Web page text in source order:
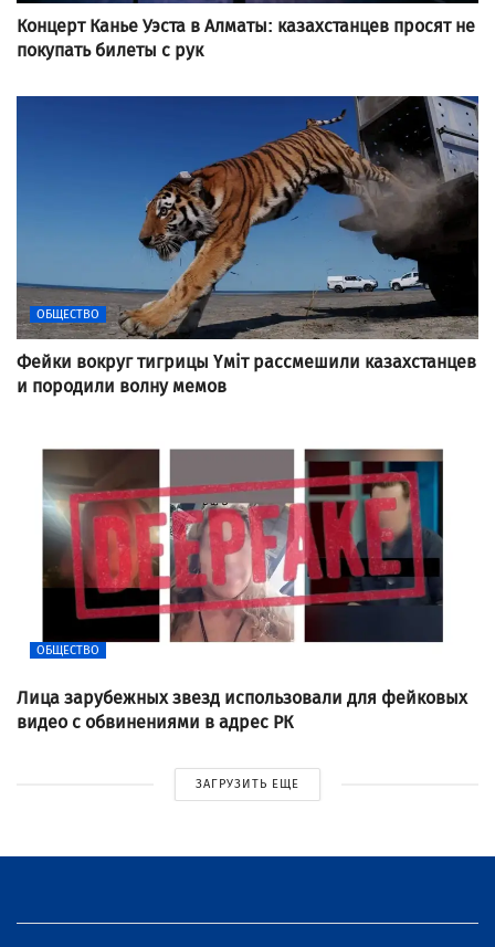
Концерт Канье Уэста в Алматы: казахстанцев просят не
покупать билеты с рук
ОБЩЕСТВО
Фейки вокруг тигрицы Үміт рассмешили казахстанцев
и породили волну мемов
ОБЩЕСТВО
Лица зарубежных звезд использовали для фейковых
видео с обвинениями в адрес РК
ЗАГРУЗИТЬ ЕЩЕ